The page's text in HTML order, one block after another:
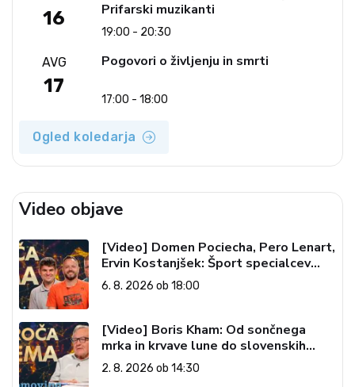
16
Prifarski muzikanti
19:00 - 20:30
AVG
17
Pogovori o življenju in smrti
17:00 - 18:00
Ogled koledarja
Video objave
[Video] Domen Pociecha, Pero Lenart,
Ervin Kostanjšek: Šport specialcev
(Vroča tema, 6. 8. 2026)
6. 8. 2026 ob 18:00
[Video] Boris Kham: Od sončnega
mrka in krvave lune do slovenskih
pečatov v vesolju (Vroča tema, 2. 8.
2026)
2. 8. 2026 ob 14:30